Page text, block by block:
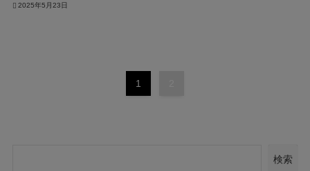
2025年5月23日
1
検索